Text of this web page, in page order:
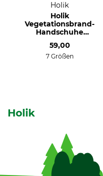
Holik
Holik
Vegetationsbrand-
Handschuhe
59,00
7 Größen
Holik